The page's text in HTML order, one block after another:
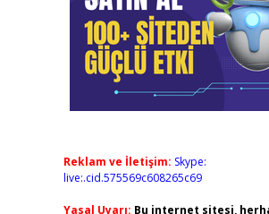
Reklam ve İletişim: Skype:
live:.cid.575569c608265c69
Yasal Uyarı: Bu internet sitesi,